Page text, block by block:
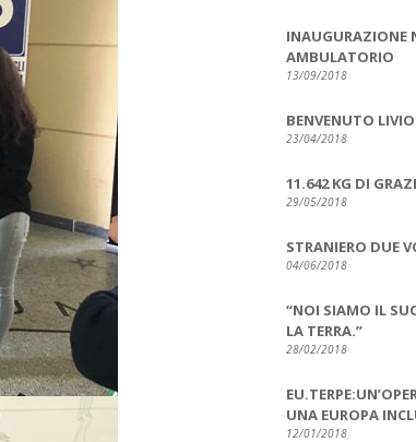
INAUGURAZIONE
AMBULATORIO
13/09/2018
BENVENUTO
23/04/2018
11.642 KG DI
29/05/2018
STRANIERO DUE
04/06/2018
“NOI SIAMO IL
LA TERRA.”
28/02/2018
UNA EUROPA
12/01/2018